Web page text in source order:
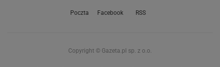
Poczta Facebook RSS
Copyright © Gazeta.pl sp. z o.o.